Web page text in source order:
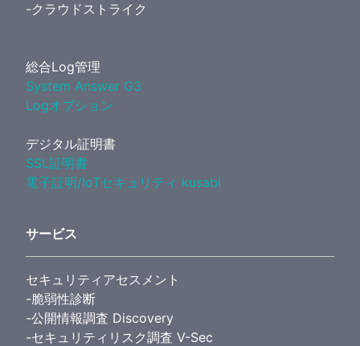
-クラウドストライク
総合Log管理
System Answer G3
Logオプション
デジタル証明書
SSL証明書
電子証明/IoTセキュリティ kusabi
サービス
セキュリティアセスメント
-脆弱性診断
-公開情報調査 Discovery
-セキュリティリスク調査 V-Sec